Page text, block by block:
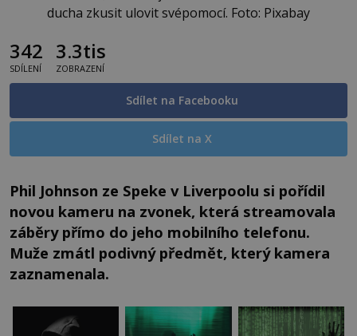
ducha zkusit ulovit svépomocí. Foto: Pixabay
342
SDÍLENÍ
3.3tis
ZOBRAZENÍ
Sdílet na Facebooku
Sdílet na X
Phil Johnson ze Speke v Liverpoolu si pořídil
novou kameru na zvonek, která streamovala
záběry přímo do jeho mobilního telefonu.
Muže zmátl podivný předmět, který kamera
zaznamenala.